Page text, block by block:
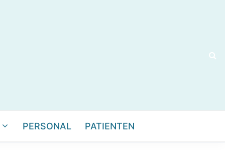
PERSONAL PATIENTEN